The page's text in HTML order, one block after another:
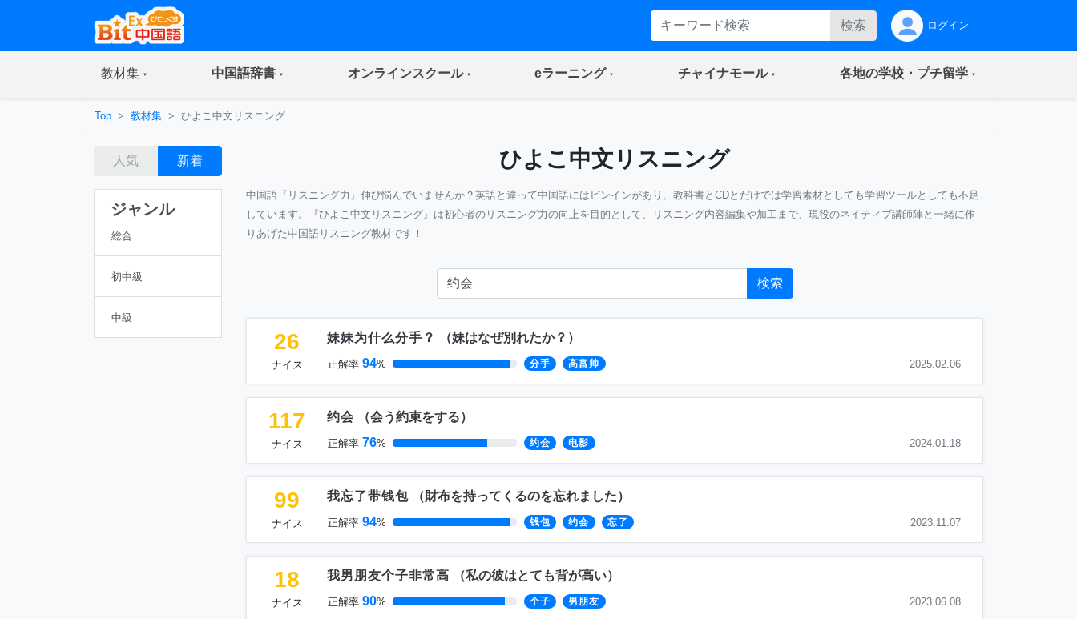
検索 ログイン
教材集(current) 中国語辞書(current) オンラインスクール(current) eラーニング(current) チャイナモール(current) 各地の学校・プチ留学(current)
Top 教材集 ひよこ中文リスニング
人気 新着
ジャンル
総合
初中級
中級
ひよこ中文リスニング
中国語『リスニング力』伸び悩んでいませんか？英語と違って中国語にはピンインがあり、教科書とCDとだけでは学習素材としても学習ツールとしても不足
しています。『ひよこ中文リスニング』は初心者のリスニング力の向上を目的として、リスニング内容編集や加工まで、現役のネイティブ講師陣と一緒に作
りあげた中国語リスニング教材です！
検索
26
ナイス
妹妹为什么分手？ （妹はなぜ別れたか？ ）
正解率 94% 分手 高富帅 2025.02.06
117
ナイス
约会 （会う約束をする）
正解率 76% 约会 电影 2024.01.18
99
ナイス
我忘了带钱包 （財布を持ってくるのを忘れました）
正解率 94% 钱包 约会 忘了 2023.11.07
18
ナイス
我男朋友个子非常高 （私の彼はとても背が高い）
正解率 90% 个子 男朋友 2023.06.08